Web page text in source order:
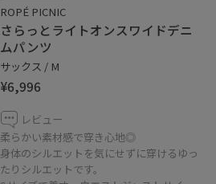
ROPÉ PICNIC
さらっとライトオンスワイドデニ
ムパンツ
サックス / M
¥6,996
レビュー
柔らかい素材感で穿き心地◎
身体のシルエットを気にせずに穿けるゆっ
たりシルエットです。